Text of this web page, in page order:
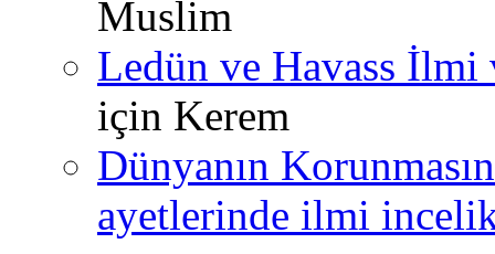
Muslim
Ledün ve Havass İlmi
için Kerem
Dünyanın
ayetlerinde ilmi